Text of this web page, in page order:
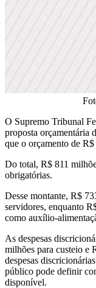
O Supremo Tribunal
proposta orçamentária
que o orçamento de
Do total, R$ 811
obrigatórias.
Desse montante, R$
servidores, enquanto
como auxílio-
As despesas
milhões para custeio e
despesas
público pode definir
disponível.